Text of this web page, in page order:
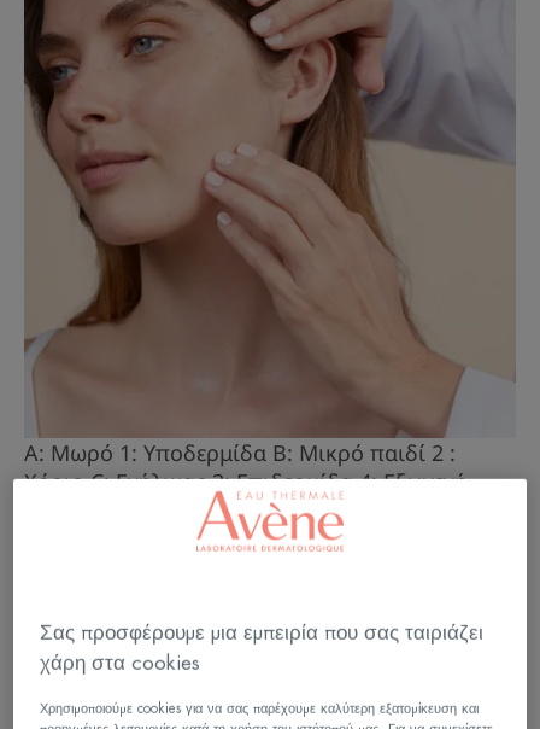
A: Μωρό 1: Υποδερμίδα B: Μικρό παιδί 2 :
Χόριο C: Ενήλικας 3: Επιδερμίδα 4: Εξωγενή
Βρέφη και μικρά παιδιά:
φροντίδα του εύθραυστου
Σας προσφέρουμε μια εμπειρία που σας ταιριάζει
χάρη στα cookies
Χρησιμοποιούμε cookies για να σας παρέχουμε καλύτερη εξατομίκευση και